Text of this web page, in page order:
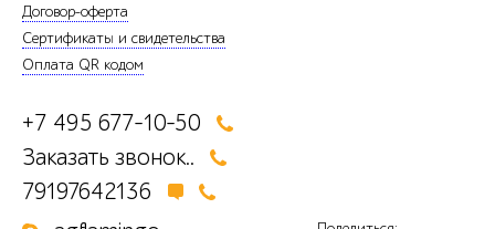
Договор-оферта
Сертификаты и свидетельства
Оплата QR кодом
+7 495 677-10-50
Заказать звонок..
79197642136